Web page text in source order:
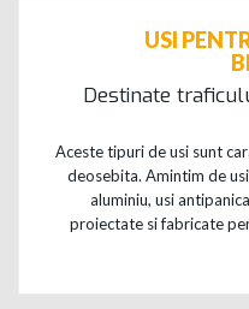
USI
Destinate
Aceste tipuri de usi sunt
deosebita. Amintim de
aluminiu, usi
proiectate si fabricate